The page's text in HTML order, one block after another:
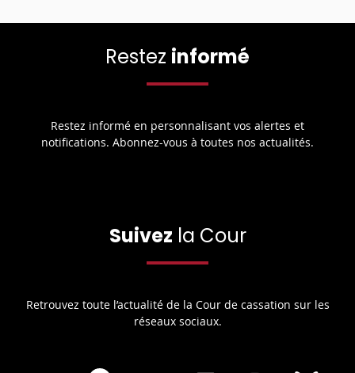
Restez informé
Restez informé en personnalisant vos alertes et
notifications. Abonnez-vous à toutes nos actualités.
Suivez la Cour
Retrouvez toute l’actualité de la Cour de cassation sur les
réseaux sociaux.